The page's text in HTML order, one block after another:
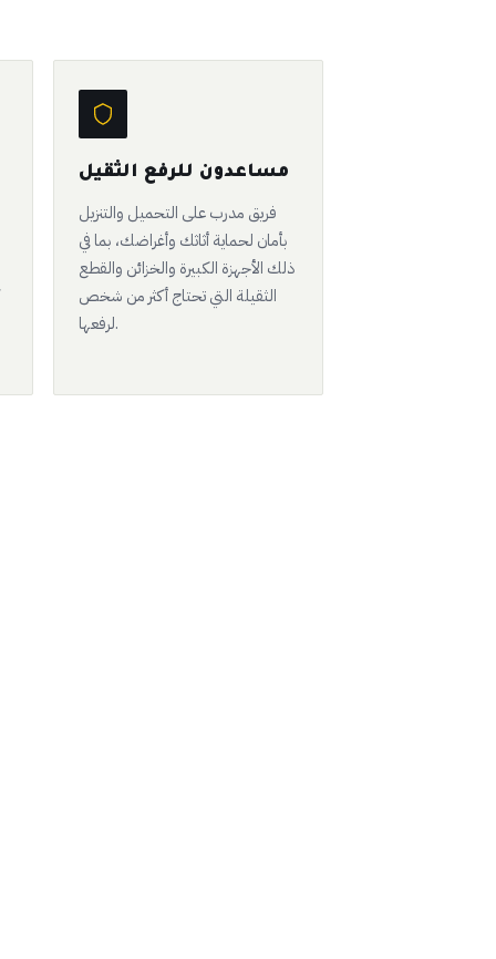
مساعدون للرفع الثقيل
فريق مدرب على التحميل والتنزيل
بأمان لحماية أثاثك وأغراضك، بما في
ذلك الأجهزة الكبيرة والخزائن والقطع
الثقيلة التي تحتاج أكثر من شخص
لرفعها.